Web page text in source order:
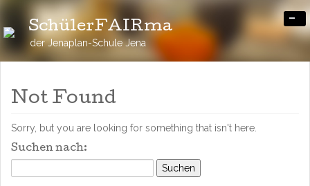
SchülerFAIRma
der Jenaplan-Schule Jena
-
Not Found
Sorry, but you are looking for something that isn't here.
Suchen nach: